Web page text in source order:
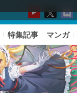
特集記事 マンガ